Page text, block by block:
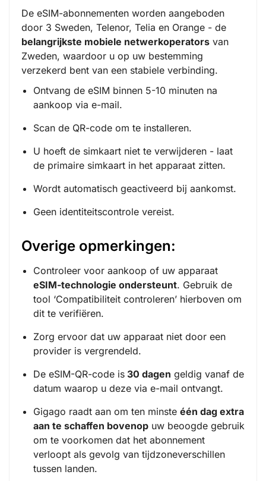
De eSIM-abonnementen worden aangeboden
door 3 Sweden, Telenor, Telia en Orange - de
belangrijkste mobiele netwerkoperators van
Zweden, waardoor u op uw bestemming
verzekerd bent van een stabiele verbinding.
Ontvang de eSIM binnen 5-10 minuten na
aankoop via e-mail.
Scan de QR-code om te installeren.
U hoeft de simkaart niet te verwijderen - laat
de primaire simkaart in het apparaat zitten.
Wordt automatisch geactiveerd bij aankomst.
Geen identiteitscontrole vereist.
Overige opmerkingen:
Controleer voor aankoop of uw apparaat
eSIM-technologie ondersteunt. Gebruik de
tool ‘Compatibiliteit controleren’ hierboven om
dit te verifiëren.
Zorg ervoor dat uw apparaat niet door een
provider is vergrendeld.
De eSIM-QR-code is 30 dagen geldig vanaf de
datum waarop u deze via e-mail ontvangt.
Gigago raadt aan om ten minste één dag extra
aan te schaffen bovenop uw beoogde gebruik
om te voorkomen dat het abonnement
verloopt als gevolg van tijdzoneverschillen
tussen landen.